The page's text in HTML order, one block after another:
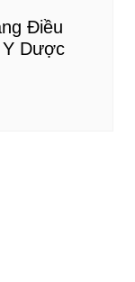
Điều
Dược